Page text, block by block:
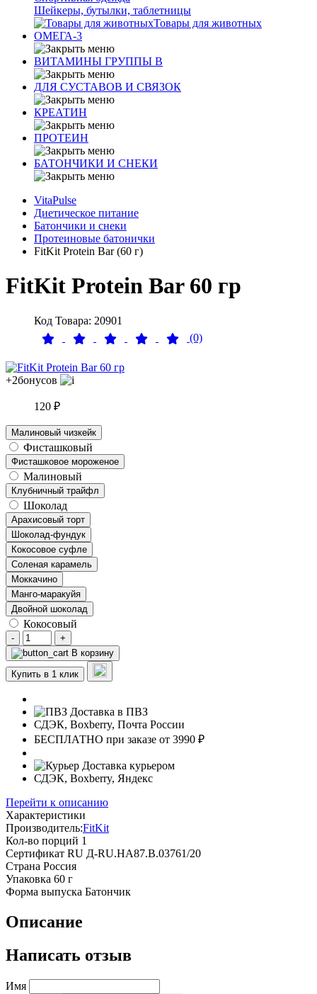
Шейкеры, бутылки, таблетницы
Товары для животных
ОМЕГА-3
ВИТАМИНЫ ГРУППЫ В
ДЛЯ СУСТАВОВ И СВЯЗОК
КРЕАТИН
ПРОТЕИН
БАТОНЧИКИ И СНЕКИ
VitaPulse
Диетическое питание
Батончики и снеки
Протеиновые батонички
FitKit Protein Bar (60 г)
FitKit Protein Bar 60 гр
Код Товара: 20901
(0)
+2бонусов
120 ₽
Малиновый чизкейк
Фисташковый
Фисташковое мороженое
Малиновый
Клубничный трайфл
Шоколад
Арахисовый торт
Шоколад-фундук
Кокосовое суфле
Соленая карамель
Моккачино
Манго-маракуйя
Двойной шоколад
Кокосовый
-
+
В корзину
Купить в 1 клик
Доставка в ПВЗ
СДЭК, Boxberry, Почта России
БЕСПЛАТНО при заказе от 3990 ₽
Доставка курьером
СДЭК, Boxberry, Яндекс
Перейти к описанию
Характеристики
Производитель:FitKit
Кол-во порций 1
Сертификат RU Д-RU.НА87.B.03761/20
Страна Россия
Упаковка 60 г
Форма выпуска Батончик
Описание
Написать отзыв
Имя